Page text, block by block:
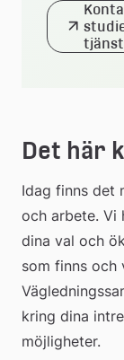
Det här
Idag finns det
och arbete. Vi
dina val och
som finns och
kring dina
möjligheter.